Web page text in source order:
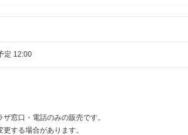
定 12:00
窓口・電話のみの販売です。
する場合があります。